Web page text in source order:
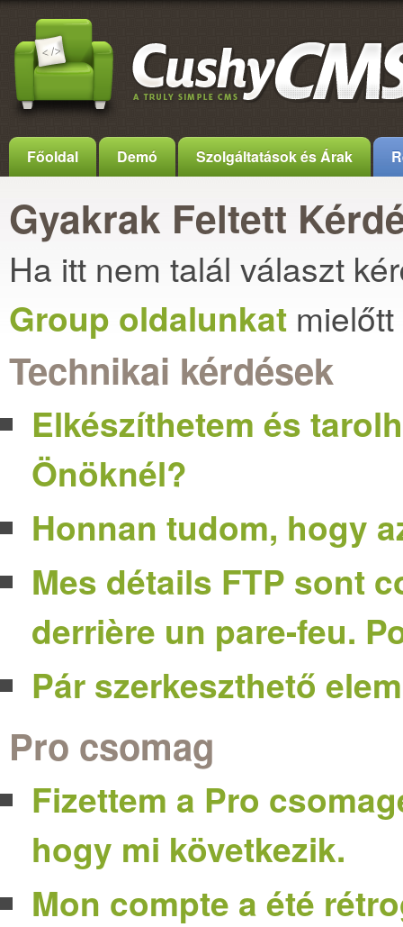
Főoldal Demó Szolgáltatások és Árak
Gyakrak Feltett
Ha itt nem talál választ
Group oldalunkat
Technikai kérdések
Elkészíthetem és
Önöknél?
Honnan tudom, hogy
Mes détails FTP sont
derrière un pare-feu.
Pár szerkeszthető
Pro csomag
Fizettem a Pro
hogy mi következik.
Mon compte a été